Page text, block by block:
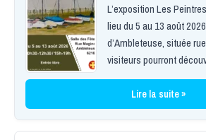
L’exposition Les
lieu du 5 au 13 août
d’Ambleteuse, située
visiteurs pourront
Lire la suite »